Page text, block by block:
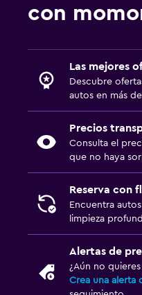
con
Las mejores
Descubre
autos en más
Precios
Consulta el
que no haya
Reserva con
Encuentra
limpieza
Alertas de
¿Aún no
Crea una alerta